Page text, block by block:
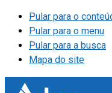
Pular para o
Pular para o menu
Pular para a busca
Mapa do site